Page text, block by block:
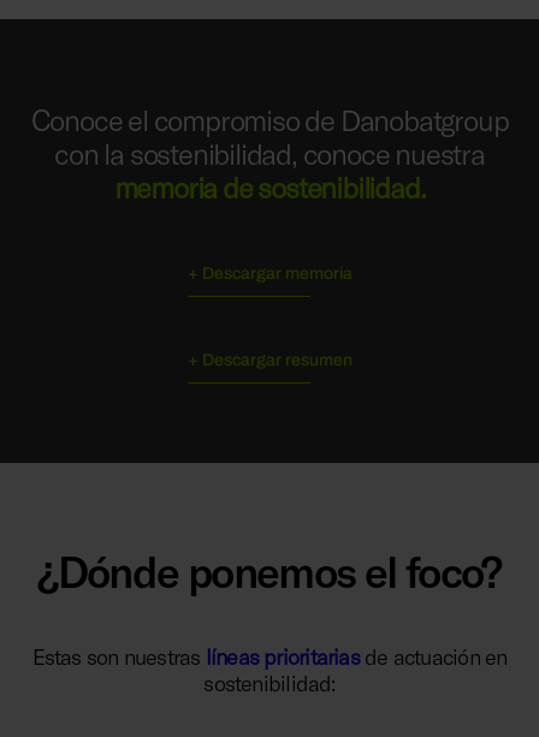
Conoce el compromiso de Danobatgroup
con la sostenibilidad, conoce nuestra
memoria de sostenibilidad.
+ Descargar memoria
+ Descargar resumen
¿Dónde ponemos el foco?
Estas son nuestras líneas prioritariasde actuación en
sostenibilidad: